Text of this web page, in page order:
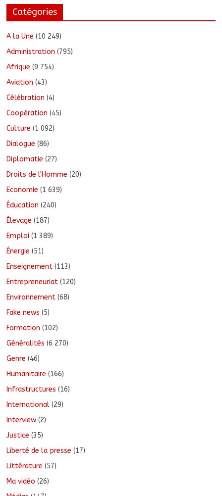
Catégories
A la Une (10 249)
Administration (795)
Afrique (9 754)
Aviation (43)
Célébration (4)
Coopération (45)
Culture (1 092)
Dialogue (86)
Diplomatie (27)
Droits de l'Homme (20)
Economie (1 639)
Éducation (240)
Élevage (187)
Emploi (1 389)
Énergie (51)
Enseignement (113)
Entrepreneuriat (120)
Environnement (68)
Fake news (5)
Formation (102)
Généralités (6 270)
Genre (46)
Humanitaire (166)
Infrastructures (16)
International (29)
Interview (2)
Justice (35)
Liberté de la presse (17)
Littérature (57)
Ma vidéo (26)